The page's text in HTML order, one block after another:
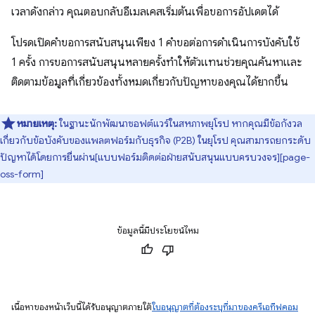
เวลาดังกล่าว คุณตอบกลับอีเมลเคสเริ่มต้นเพื่อขอการอัปเดตได้
โปรดเปิดคำขอการสนับสนุนเพียง 1 คำขอต่อการดำเนินการบังคับใช้
1 ครั้ง การขอการสนับสนุนหลายครั้งทำให้ตัวแทนช่วยคุณค้นหาและ
ติดตามข้อมูลที่เกี่ยวข้องทั้งหมดเกี่ยวกับปัญหาของคุณได้ยากขึ้น
หมายเหตุ:ในฐานะนักพัฒนาซอฟต์แวร์ในสหภาพยุโรป หากคุณมีข้อกังวล
เกี่ยวกับข้อบังคับของแพลตฟอร์มกับธุรกิจ (P2B) ในยุโรป คุณสามารถยกระดับ
ปัญหาได้โดยการยื่นผ่าน[แบบฟอร์มติดต่อฝ่ายสนับสนุนแบบครบวงจร][page-
oss-form]
ข้อมูลนี้มีประโยชน์ไหม
เนื้อหาของหน้าเว็บนี้ได้รับอนุญาตภายใต้ใบอนุญาตที่ต้องระบุที่มาของครีเอทีฟคอม